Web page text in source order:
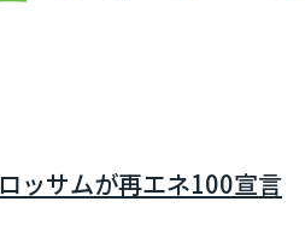
ッサムが再エネ100宣言